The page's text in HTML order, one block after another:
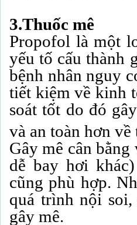
3.Thuốc mê
Propofol là một
yếu tố cấu thành
bệnh nhân nguy
tiết kiệm về kinh
soát tốt do đó
và an toàn hơn về
Gây mê cân
dễ bay hơi
cũng phù hợp.
quá trình nội
gây mê.